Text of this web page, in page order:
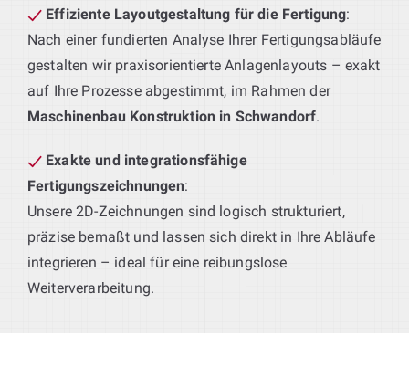
Effiziente Layoutgestaltung für die Fertigung:
Nach einer fundierten Analyse Ihrer Fertigungsabläufe
gestalten wir praxisorientierte Anlagenlayouts – exakt
auf Ihre Prozesse abgestimmt, im Rahmen der
Maschinenbau Konstruktion in Schwandorf.
Exakte und integrationsfähige
Fertigungszeichnungen:
Unsere 2D-Zeichnungen sind logisch strukturiert,
präzise bemaßt und lassen sich direkt in Ihre Abläufe
integrieren – ideal für eine reibungslose
Weiterverarbeitung.